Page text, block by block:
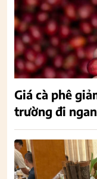
Giá cà phê
trường đi